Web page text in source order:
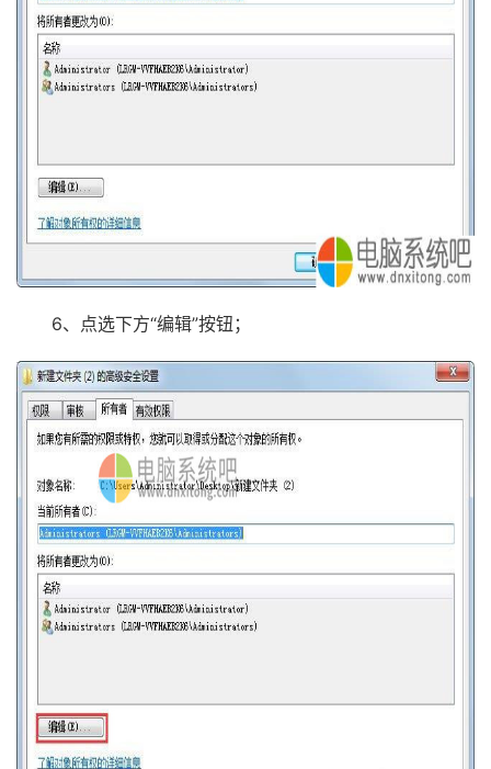
6、点选下方“编辑”按钮；